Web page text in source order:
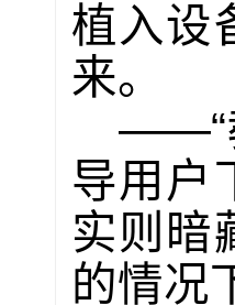
植入设
来。
——“
导用户
实则暗
的情况